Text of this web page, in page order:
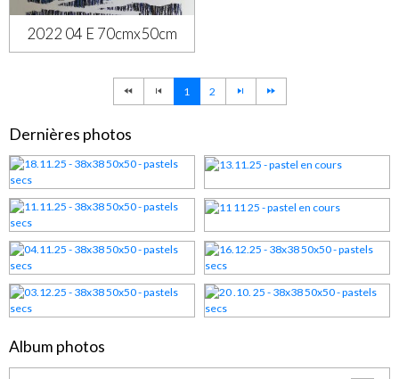
2022 04 E 70cmx50cm
1 2
Dernières photos
Album photos